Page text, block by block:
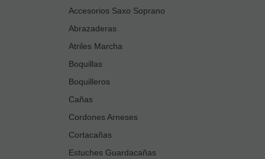
Accesorios Saxo Soprano
Abrazaderas
Atriles Marcha
Boquillas
Boquilleros
Cañas
Cordones Arneses
Cortacañas
Estuches Guardacañas